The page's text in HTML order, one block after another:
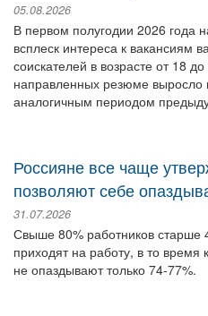
05.08.2026
В первом полугодии 2026 года
всплеск интереса к вакансиям
соискателей в возрасте от 18
направленных резюме выросло
аналогичным периодом
Россияне все чаще
позволяют себе
31.07.2026
Свыше 80% работников старше
приходят на работу, в то
не опаздывают только 74-77%.